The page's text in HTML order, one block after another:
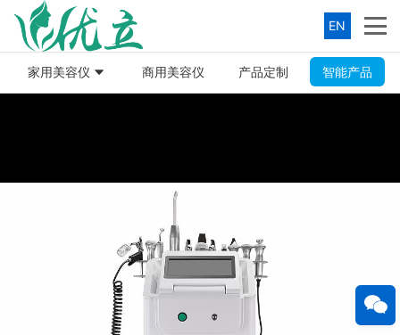
EN
家用美容仪 商用美容仪 产品定制 智能产品